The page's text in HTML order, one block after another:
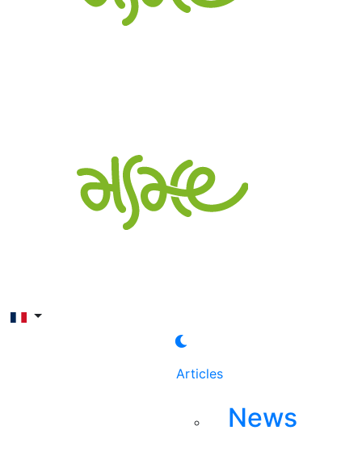
Articles
News